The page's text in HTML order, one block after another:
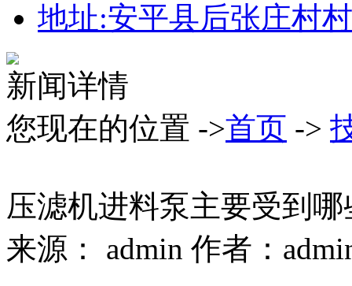
地址:安平县后张庄村
新闻详情
您现在的位置 ->首页 ->
压滤机进料泵主要受到
来源： admin 作者：